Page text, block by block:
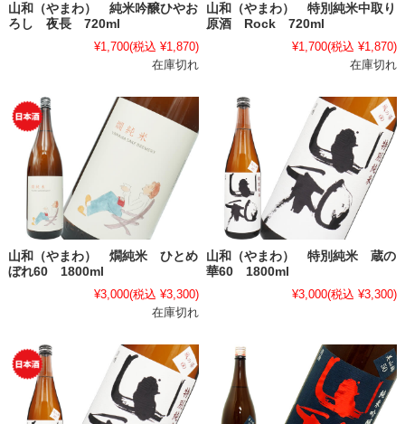
山和（やまわ） 純米吟醸ひやお
ろし 夜長 720ml
¥1,700(税込 ¥1,870)
在庫切れ
山和（やまわ） 特別純米中取り
原酒 Rock 720ml
¥1,700(税込 ¥1,870)
在庫切れ
山和（やまわ） 燗純米 ひとめ
ぼれ60 1800ml
¥3,000(税込 ¥3,300)
在庫切れ
山和（やまわ） 特別純米 蔵の
華60 1800ml
¥3,000(税込 ¥3,300)